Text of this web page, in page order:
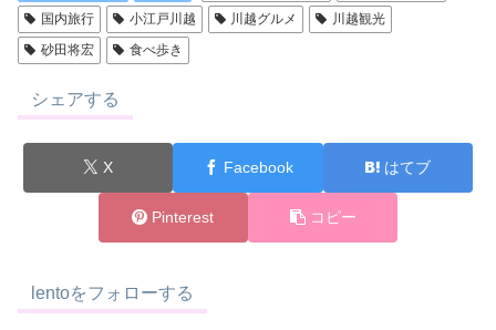
国内旅行
小江戸川越 川越グルメ
川越観光
砂田将宏
食べ歩き
シェアする
X Facebook はてブ
Pinterest コピー
lentoをフォローする